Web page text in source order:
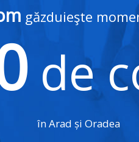
găzduieşte
de
în Arad și Oradea